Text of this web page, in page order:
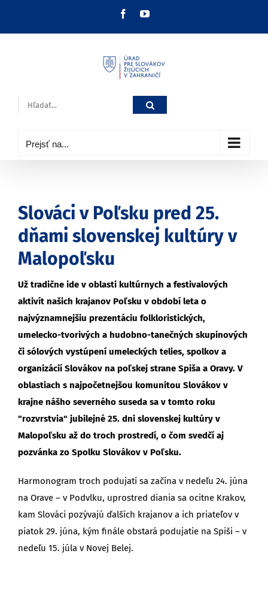
FacebookYouTube
Hľadať:
Prejsť na...
Slováci v Poľsku pred 25.
dňami slovenskej kultúry v
Malopoľsku
Už tradične ide v oblasti kultúrnych a festivalových
aktivít našich krajanov Poľsku v období leta o
najvýznamnejšiu prezentáciu folkloristických,
umelecko-tvorivých a hudobno-tanečných skupinových
či sólových vystúpení umeleckých telies, spolkov a
organizácií Slovákov na poľskej strane Spiša a Oravy. V
oblastiach s najpočetnejšou komunitou Slovákov v
krajne nášho severného suseda sa v tomto roku
"rozvrstvia" jubilejné 25. dni slovenskej kultúry v
Malopoľsku až do troch prostredí, o čom svedčí aj
pozvánka zo Spolku Slovákov v Poľsku.
Harmonogram troch podujatí sa začína v nedeľu 24. júna
na Orave – v Podvlku, uprostred diania sa ocitne Krakov,
kam Slováci pozývajú ďalších krajanov a ich priateľov v
piatok 29. júna, kým finále obstará podujatie na Spiši – v
nedeľu 15. júla v Novej Belej.